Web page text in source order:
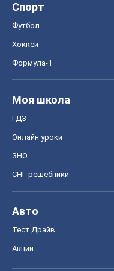
Спорт
Футбол
Хоккей
Формула-1
Моя школа
ГДЗ
Онлайн уроки
ЗНО
СНГ решебники
Авто
Тест Драйв
Акции